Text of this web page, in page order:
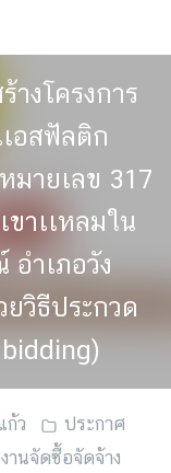
างโครงการ
อสฟัลติก
มายเลข 317
าเเหลมใน
ำเภอวัง
วิธีประกวด
ก้ว
ประกาศ
านจัดซื้อจัดจ้าง